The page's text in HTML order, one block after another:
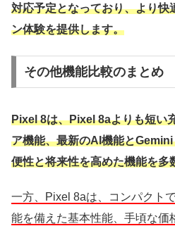
対応予定となっており、より快
ン体験を提供します。
その他機能比較のまとめ
Pixel 8は、Pixel 8aよりも短い
ア機能、最新のAI機能と
便性と将来性を高めた機能を多
一方、Pixel 8aは、コンパクト
能を備えた基本性能、手頃な価